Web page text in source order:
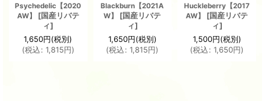
Psychedelic【2020
AW】
[国産リバテ
ィ]
1,650円(税別)
(税込: 1,815円)
Blackburn【2021A
W】
[国産リバテ
ィ]
1,650円(税別)
(税込: 1,815円)
Huckleberry【2017
AW】
[国産リバテ
ィ]
1,500円(税別)
(税込: 1,650円)